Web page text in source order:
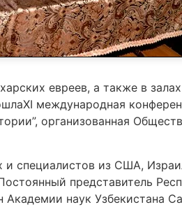
евреев, а также в
международная
организованная
специалистов из США,
представитель
наук Узбекистана